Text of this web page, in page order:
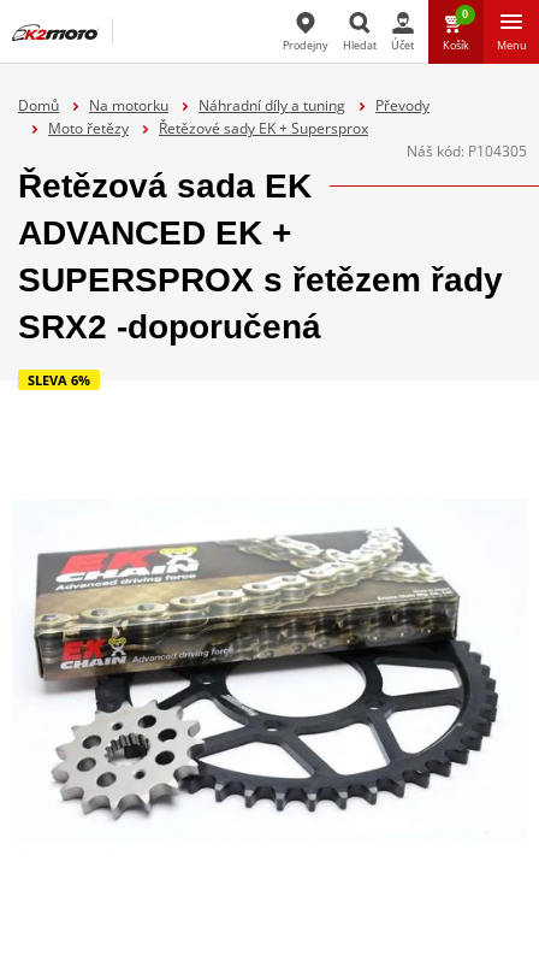
Prodejny Hledat Účet
0
Košík Menu
Domů Na motorku Náhradní díly a tuning
Převody
Moto řetězy
Řetězové sady EK + Supersprox
Náš kód: P104305
Řetězová sada EK
ADVANCED EK +
SUPERSPROX s řetězem řady
SRX2 -doporučená
SLEVA 6%